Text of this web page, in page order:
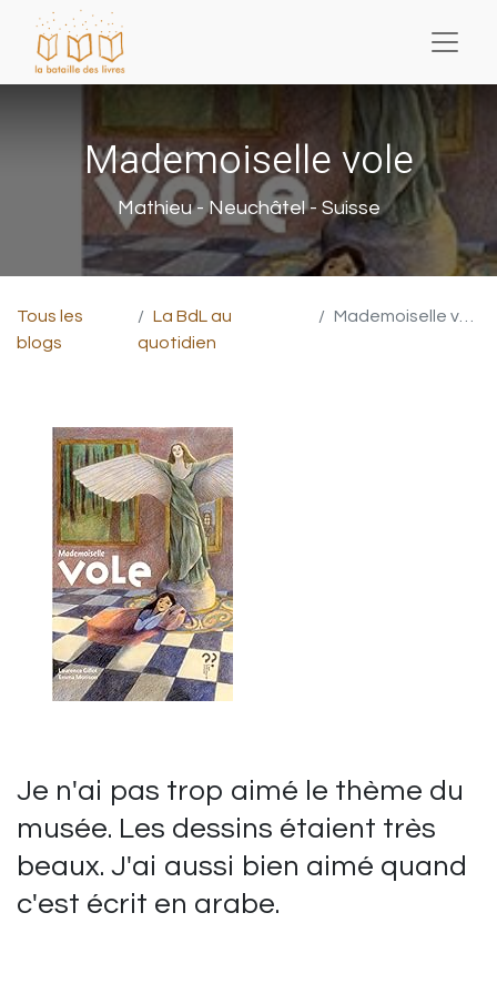
Mademoiselle vole
Mathieu - Neuchâtel - Suisse
Tous les
blogs
La BdL au
quotidien
Mademoiselle vole
Je n'ai pas trop aimé le thème du
musée. Les dessins étaient très
beaux. J'ai aussi bien aimé quand
c'est écrit en arabe.